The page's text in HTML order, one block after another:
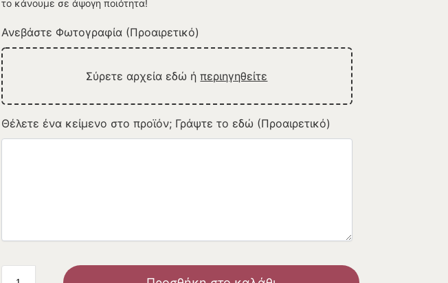
το κάνουμε σε άψογη ποιότητα!
Ανεβάστε Φωτογραφία (Προαιρετικό)
Σύρετε αρχεία εδώ ήπεριηγηθείτε
Θέλετε ένα κείμενο στο προϊόν; Γράψτε το εδώ (Προαιρετικό)